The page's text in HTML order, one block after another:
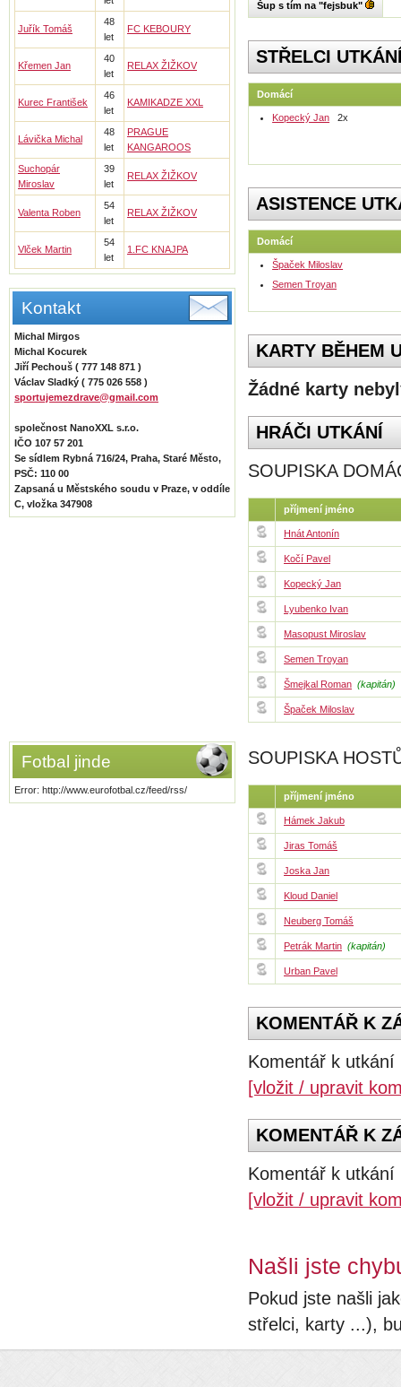
Juřík Tomáš
48
let
FC KEBOURY
Křemen Jan
40
let
RELAX ŽIŽKOV
Kurec František
46
let
KAMIKADZE XXL
Lávička Michal
48
let
PRAGUE
KANGAROOS
Suchopár
Miroslav
39
let
RELAX ŽIŽKOV
Valenta Roben
54
let
RELAX ŽIŽKOV
Vlček Martin
54
let
1.FC KNAJPA
Kontakt
Michal Mirgos
Michal Kocurek
Jiří Pechouš ( 777 148 871 )
Václav Sladký ( 775 026 558 )
sportujemezdrave@gmail.com
společnost NanoXXL s.r.o.
IČO 107 57 201
Se sídlem Rybná 716/24, Praha, Staré Město,
PSČ: 110 00
Zapsaná u Městského soudu v Praze, v oddíle
C, vložka 347908
Fotbal jinde
Error: http://www.eurofotbal.cz/feed/rss/
Šup s tím na "fejsbuk"
STŘELCI
Domácí
Kopecký Jan 2x
ASISTENCE
Domácí
Špaček Miloslav
Semen Troyan
KARTY BĚHEM
Žádné karty
HRÁČI UTKÁNÍ
SOUPISKA
příjmení jméno
Hnát Antonín
Kočí Pavel
Kopecký Jan
Lyubenko Ivan
Masopust Miroslav
Semen Troyan
Šmejkal Roman (kapitán)
Špaček Miloslav
SOUPISKA
příjmení jméno
Hámek Jakub
Jiras Tomáš
Joska Jan
Kloud Daniel
Neuberg Tomáš
Petrák Martin (kapitán)
Urban Pavel
KOMENTÁŘ K
Komentář k utkání
[vložit / upravit
KOMENTÁŘ K
Komentář k utkání
[vložit / upravit
Našli jste
Pokud jste našli
střelci, karty ...),